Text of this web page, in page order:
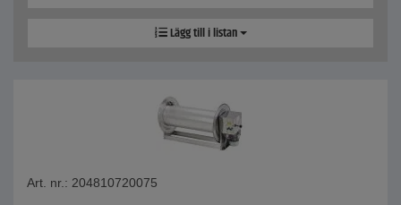
Lägg till i listan
Art. nr.: 204810720075